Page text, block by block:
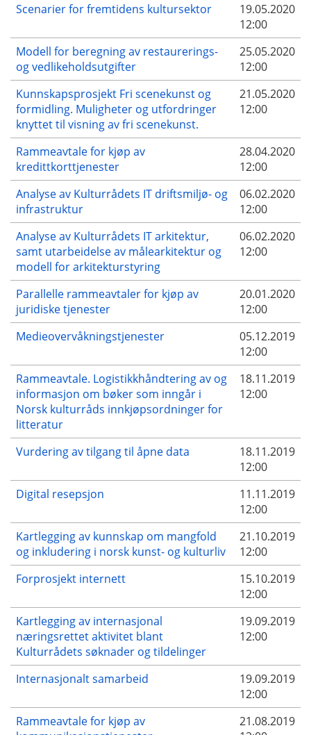
Scenarier for fremtidens kultursektor
19.05.2020
12:00
Modell for beregning av restaurerings-
og vedlikeholdsutgifter
25.05.2020
12:00
Kunnskapsprosjekt Fri scenekunst og
formidling. Muligheter og utfordringer
knyttet til visning av fri scenekunst.
21.05.2020
12:00
Rammeavtale for kjøp av
kredittkorttjenester
28.04.2020
12:00
Analyse av Kulturrådets IT driftsmiljø- og
infrastruktur
06.02.2020
12:00
Analyse av Kulturrådets IT arkitektur,
samt utarbeidelse av målearkitektur og
modell for arkitekturstyring
06.02.2020
12:00
Parallelle rammeavtaler for kjøp av
juridiske tjenester
20.01.2020
12:00
Medieovervåkningstjenester
05.12.2019
12:00
Rammeavtale. Logistikkhåndtering av og
informasjon om bøker som inngår i
Norsk kulturråds innkjøpsordninger for
litteratur
18.11.2019
12:00
Vurdering av tilgang til åpne data
18.11.2019
12:00
Digital resepsjon
11.11.2019
12:00
Kartlegging av kunnskap om mangfold
og inkludering i norsk kunst- og kulturliv
21.10.2019
12:00
Forprosjekt internett
15.10.2019
12:00
Kartlegging av internasjonal
næringsrettet aktivitet blant
Kulturrådets søknader og tildelinger
19.09.2019
12:00
Internasjonalt samarbeid
19.09.2019
12:00
Rammeavtale for kjøp av
21.08.2019